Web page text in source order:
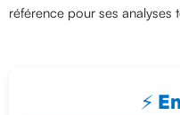
référence pour ses analyses
⚡